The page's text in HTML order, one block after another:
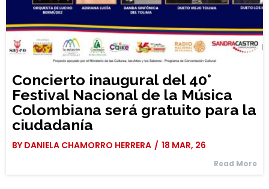
Concierto inaugural del 40°
Festival Nacional de la Música
Colombiana será gratuito para la
ciudadanía
BY DANIELA CHAMORRO HERRERA / 18 MAR, 26
Read More